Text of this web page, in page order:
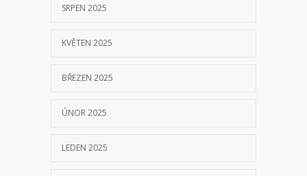
SRPEN 2025
KVĚTEN 2025
BŘEZEN 2025
ÚNOR 2025
LEDEN 2025